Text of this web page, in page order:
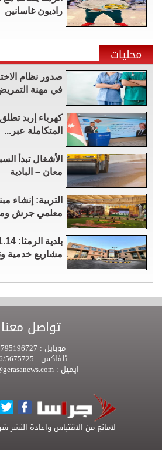
راديون غاسانين
محليات
صدور نظام
في مهنة
كهرباء إربد تطلق
المتكاملة عبر...
الأشغال تبدأ
معان – البادية
التربية: إنشاء
معلمي جرش
مشاريع خدمية
تواصل معنا
موبايل :
تلفاكس :
ايميل :
لامانع من الاقتباس واعادة النشر